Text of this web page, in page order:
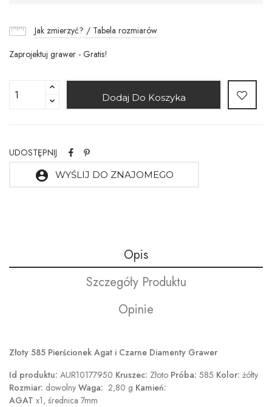
Jak zmierzyć? / Tabela rozmiarów
Zaprojektuj grawer - Gratis!
Dodaj Do Koszyka
UDOSTĘPNIJ
account_circle WYŚLIJ DO ZNAJOMEGO
Opis
Szczegóły Produktu
Opinie
Złoty 585 Pierścionek Agat i Czarne Diamenty Grawer
Id produktu: AUR10177950 Kruszec: Złoto Próba: 585 Kolor: żółty
Rozmiar: dowolny Waga: 2,80 g Kamień:
AGAT x1, średnica 7mm